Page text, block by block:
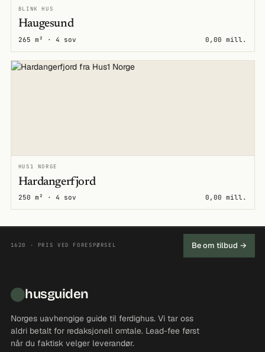
BLINK HUS
Haugesund
265 m² · 4 sov 0,00 mill.
HUS1 NORGE
Hardangerfjord
250 m² · 4 sov 0,00 mill.
1620 · PRIS VED FORESPØRSEL Be om tilbud →
husguiden
Norges uavhengige guide til ferdighus. Vi tar oss
aldri betalt for redaksjonell omtale. Lead-fee først
når du faktisk velger leverandør.